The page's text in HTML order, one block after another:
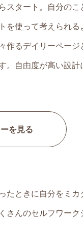
スタート。自分の
を使って考えられる
作るデイリーペー
。自由度が高い設
を見る
たときに自分をミ
さんのセルフワーク